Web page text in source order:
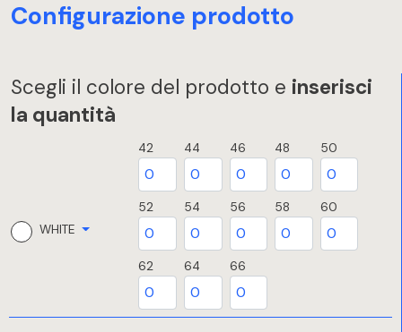
Configurazione prodotto
Scegli il colore del prodotto e inserisci
la quantità
WHITE
42 44 46 48 50
52 54 56 58 60
62 64 66